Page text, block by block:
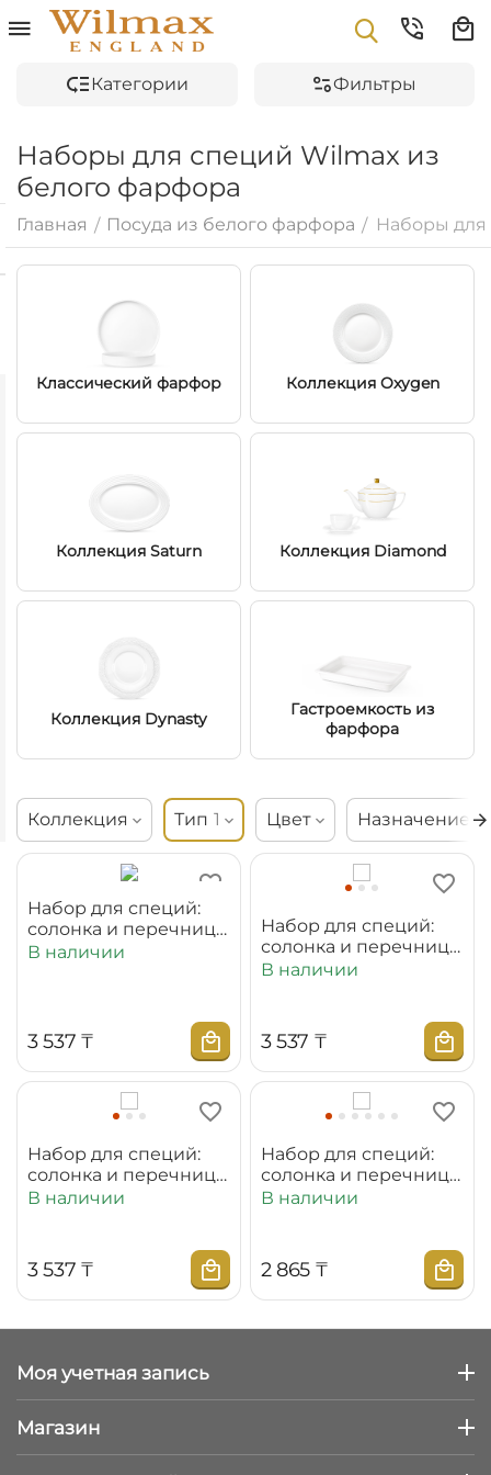
Категории Фильтры
Наборы для специй Wilmax из
белого фарфора
Главная / Посуда из белого фарфора / Наборы для
Классический фарфор Коллекция Oxygen
Коллекция Saturn Коллекция Diamond
Коллекция Dynasty
Гастроемкость из
фарфора
Коллекция Тип 1 Цвет Назначение
Набор для специй:
солонка и перечница
WL‑996005/SP
В наличии
3 537 ₸
Набор для специй:
солонка и перечница
WL‑996117/SP
В наличии
3 537 ₸
Набор для специй:
солонка и перечница
WL‑996118/SP
В наличии
3 537 ₸
Набор для специй:
солонка и перечница
WL‑880124/SP
В наличии
2 865 ₸
Моя учетная запись
Магазин